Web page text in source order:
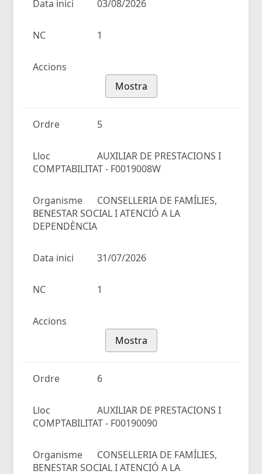
Data inici 03/08/2026
NC 1
Accions
Mostra
Ordre 5
Lloc
AUXILIAR DE PRESTACIONS I
COMPTABILITAT - F0019008W
Organisme
CONSELLERIA DE FAMÍLIES,
BENESTAR SOCIAL I ATENCIÓ A LA
DEPENDÈNCIA
Data inici 31/07/2026
NC 1
Accions
Mostra
Ordre 6
Lloc
AUXILIAR DE PRESTACIONS I
COMPTABILITAT - F00190090
Organisme
CONSELLERIA DE FAMÍLIES,
BENESTAR SOCIAL I ATENCIÓ A LA